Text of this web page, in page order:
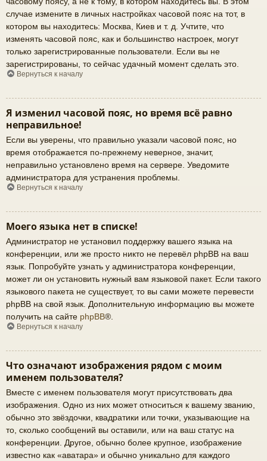
случае измените в личных настройках часовой пояс на тот, в
котором вы находитесь: Москва, Киев и т. д. Учтите, что
изменять часовой пояс, как и большинство настроек, могут
только зарегистрированные пользователи. Если вы не
зарегистрированы, то сейчас удачный момент сделать это.
Вернуться к началу
Я изменил часовой пояс, но время всё равно
неправильное!
Если вы уверены, что правильно указали часовой пояс, но
время отображается по-прежнему неверное, значит,
неправильно установлено время на сервере. Уведомите
администратора для устранения проблемы.
Вернуться к началу
Моего языка нет в списке!
Администратор не установил поддержку вашего языка на
конференции, или же просто никто не перевёл phpBB на ваш
язык. Попробуйте узнать у администратора конференции,
может ли он установить нужный вам языковой пакет. Если такого
языкового пакета не существует, то вы сами можете перевести
phpBB на свой язык. Дополнительную информацию вы можете
получить на сайте phpBB®.
Вернуться к началу
Что означают изображения рядом с моим
именем пользователя?
Вместе с именем пользователя могут присутствовать два
изображения. Одно из них может относиться к вашему званию,
обычно это звёздочки, квадратики или точки, указывающие на
то, сколько сообщений вы оставили, или на ваш статус на
конференции. Другое, обычно более крупное, изображение
известно как «аватара» и обычно уникально для каждого